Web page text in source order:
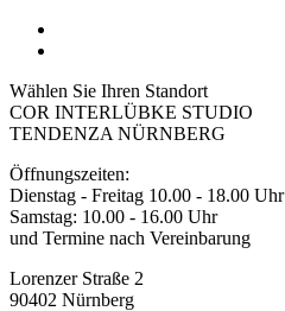
Wählen Sie Ihren Standort
COR INTERLÜBKE STUDIO
TENDENZA NÜRNBERG
Öffnungszeiten:
Dienstag - Freitag 10.00 - 18.00 Uhr
Samstag: 10.00 - 16.00 Uhr
und Termine nach Vereinbarung
Lorenzer Straße 2
90402 Nürnberg